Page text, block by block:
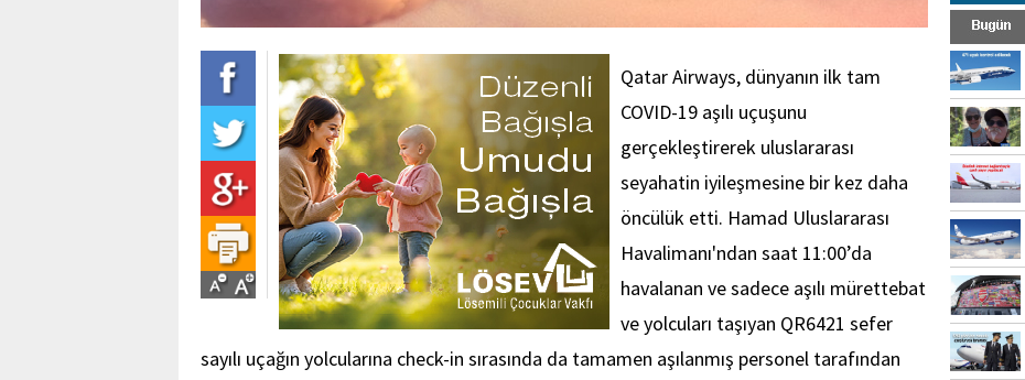
Qatar Airways, dünyanın ilk tam
COVID-19 aşılı uçuşunu
gerçekleştirerek uluslararası
seyahatin iyileşmesine bir kez daha
öncülük etti. Hamad Uluslararası
Havalimanı'ndan saat 11:00’da
havalanan ve sadece aşılı mürettebat
ve yolcuları taşıyan QR6421 sefer
sayılı uçağın yolcularına check-in sırasında da tamamen aşılanmış personel tarafından